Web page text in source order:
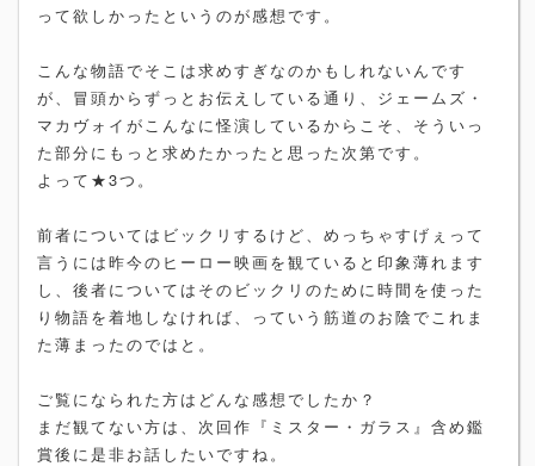
って欲しかったというのが感想です。
こんな物語でそこは求めすぎなのかもしれないんです
が、冒頭からずっとお伝えしている通り、ジェームズ・
マカヴォイがこんなに怪演しているからこそ、そういっ
た部分にもっと求めたかったと思った次第です。
よって★3つ。
前者についてはビックリするけど、めっちゃすげぇって
言うには昨今のヒーロー映画を観ていると印象薄れます
し、後者についてはそのビックリのために時間を使った
り物語を着地しなければ、っていう筋道のお陰でこれま
た薄まったのではと。
ご覧になられた方はどんな感想でしたか？
まだ観てない方は、次回作『ミスター・ガラス』含め鑑
賞後に是非お話したいですね。